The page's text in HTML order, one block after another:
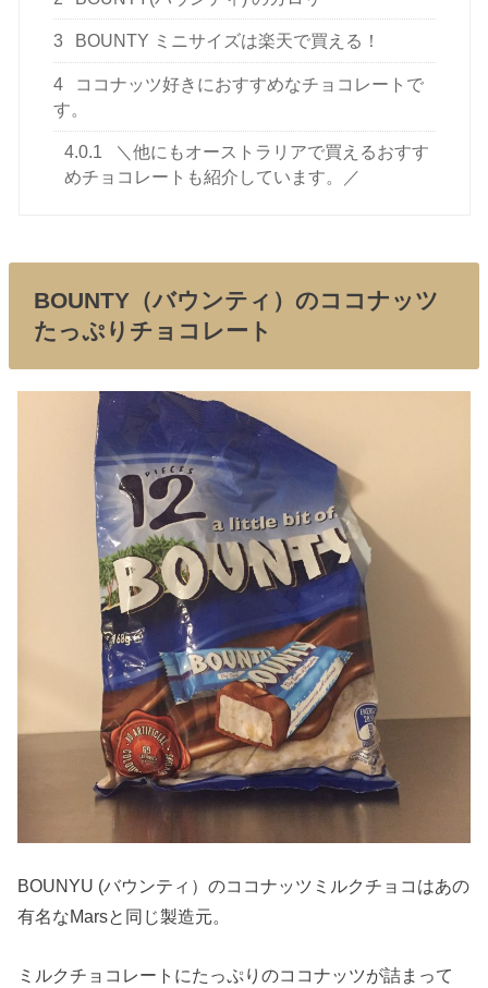
3 BOUNTY ミニサイズは楽天で買える！
4
ココナッツ好きにおすすめなチョコレートで
す。
4.0.1
＼他にもオーストラリアで買えるおすす
めチョコレートも紹介しています。／
BOUNTY（バウンティ）のココナッツ
たっぷりチョコレート
BOUNYU (バウンティ）のココナッツミルクチョコはあの
有名なMarsと同じ製造元。
ミルクチョコレートにたっぷりのココナッツが詰まって